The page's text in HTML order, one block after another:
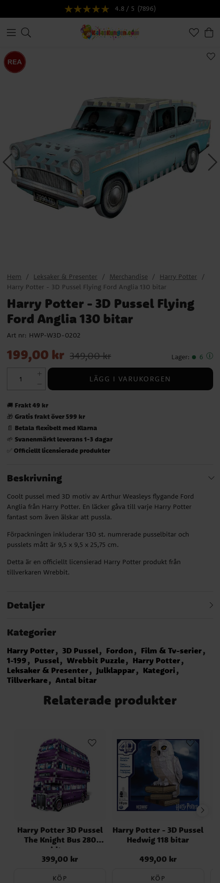
4.8 / 5 (7896)
Hem Leksaker & Presenter Merchandise
Harry Potter
Harry Potter - 3D Pussel Flying Ford Anglia 130 bitar
Harry Potter - 3D Pussel Flying
Ford Anglia 130 bitar
Art nr: HWP-W3D-0202
Nuvarande pris
199,00 kr 349,00 kr Lager: 6
LÄGG I VARUKORGEN
🚚 Frakt 49 kr
🎁 Gratis frakt över 599 kr
📄 Betala flexibelt med Klarna
🌱 Svanenmärkt leverans 1-3 dagar
✅ Officiellt licensierade produkter
Beskrivning
Coolt pussel med 3D motiv av Arthur Weasleys flygande Ford
Anglia från Harry Potter. En läcker gåva till varje Harry Potter
fantast som även älskar att pussla.
Förpackningen inkluderar 130 st. numrerade pusselbitar och
pusslets mått är 9,5 x 9,5 x 25,75 cm.
Detta är en officiellt licensierad Harry Potter produkt från
tillverkaren Wrebbit.
Detaljer
Kategorier
Harry Potter 3D Pussel Fordon
Film & Tv-serier
1-199
Pussel Wrebbit Puzzle
Harry Potter
Leksaker & Presenter
Julklappar
Kategori
Tillverkare
Antal bitar
Relaterade produkter
Harry Potter 3D Pussel
The Knight Bus 280
bitar
Pris:399,00 kr
399,00 kr
KÖP
Harry Potter - 3D Pussel
Hedwig 118 bitar
Pris:499,00 kr
499,00 kr
KÖP